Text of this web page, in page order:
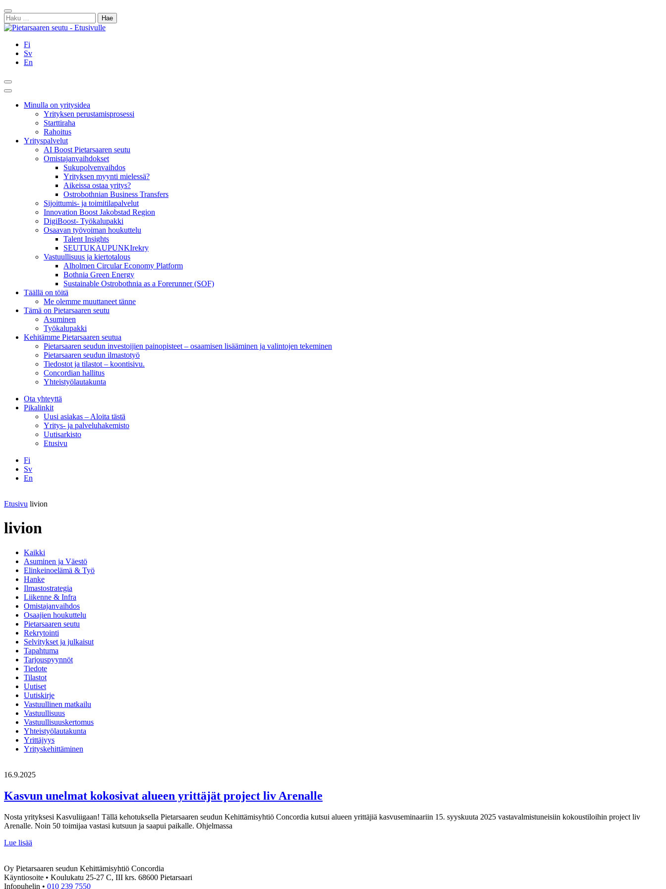
Siirry
sisältöön
Sulje
Haku:
Fi
Sv
En
Hae
Päävalikko
Minulla on yritysidea
Yrityksen perustamisprosessi
Starttiraha
Rahoitus
Yrityspalvelut
AI Boost Pietarsaaren seutu
Omistajanvaihdokset
Sukupolvenvaihdos
Yrityksen myynti mielessä?
Aikeissa ostaa yritys?
Ostrobothnian Business Transfers
Sijoittumis- ja toimitilapalvelut
Innovation Boost Jakobstad Region
DigiBoost- Työkalupakki
Osaavan työvoiman houkuttelu
Talent Insights
SEUTUKAUPUNKIrekry
Vastuullisuus ja kiertotalous
Alholmen Circular Economy Platform
Bothnia Green Energy
Sustainable Ostrobothnia as a Forerunner (SOF)
Täällä on töitä
Me olemme muuttaneet tänne
Tämä on Pietarsaaren seutu
Asuminen
Työkalupakki
Kehitämme Pietarsaaren seutua
Pietarsaaren seudun investoijien painopisteet – osaamisen lisääminen ja valintojen tekeminen
Pietarsaaren seudun ilmastotyö
Tiedostot ja tilastot – koontisivu.
Concordian hallitus
Yhteistyölautakunta
Ota yhteyttä
Pikalinkit
Uusi asiakas – Aloita tästä
Yritys- ja palveluhakemisto
Uutisarkisto
Etusivu
Fi
Sv
En
Etusivu livion
livion
Kaikki
Asuminen ja Väestö
Elinkeinoelämä & Työ
Hanke
Ilmastostrategia
Liikenne & Infra
Omistajanvaihdos
Osaajien houkuttelu
Pietarsaaren seutu
Rekrytointi
Selvitykset ja julkaisut
Tapahtuma
Tarjouspyynnöt
Tiedote
Tilastot
Uutiset
Uutiskirje
Vastuullinen matkailu
Vastuullisuus
Vastuullisuuskertomus
Yhteistyölautakunta
Yrittäjyys
Yrityskehittäminen
16.9.2025
Kasvun unelmat kokosivat alueen yrittäjät project liv Arenalle
Nosta yrityksesi Kasvuliigaan! Tällä kehotuksella Pietarsaaren seudun Kehittämisyhtiö Concordia kutsui alueen yrittäjiä kasvuseminaariin 15. syyskuuta 2025 vastavalmistuneisiin kokoustiloihin project liv
Arenalle. Noin 50 toimijaa vastasi kutsuun ja saapui paikalle. Ohjelmassa
Lue lisää
alueen
yrittäjät
project
Oy Pietarsaaren seudun Kehittämisyhtiö Concordia
Käyntiosoite • Koulukatu 25-27 C, III krs. 68600 Pietarsaari
Infopuhelin • 010 239 7550